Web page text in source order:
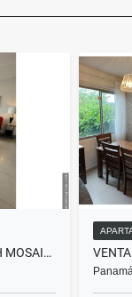
VENTA DE APARTAMENTO PH MOSAIC 1 RECAMARA - PANAMA PACÍFICO